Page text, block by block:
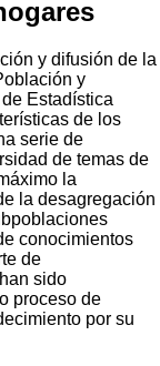
y difusión de la
y
Estadística
de los
serie de
de temas de
la
la desagregación
conocimientos
de
sido
proceso de
por su